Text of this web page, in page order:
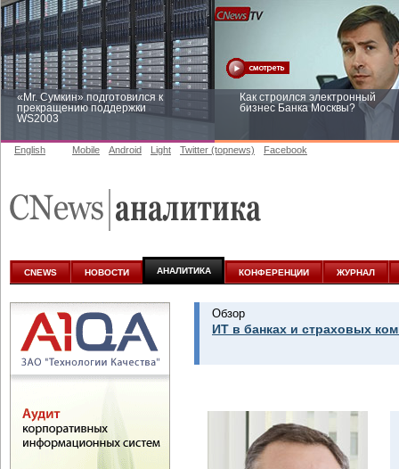
«Mr. Сумкин» подготовился к
прекращению поддержки
WS2003
Как строился электронный
бизнес Банка Москвы?
аналитике
English Mobile Android Light Twitter (topnews) Facebook
CNEWS НОВОСТИ АНАЛИТИКА КОНФЕРЕНЦИИ ЖУРНАЛ
Обзор
ИТ в банках и страховых